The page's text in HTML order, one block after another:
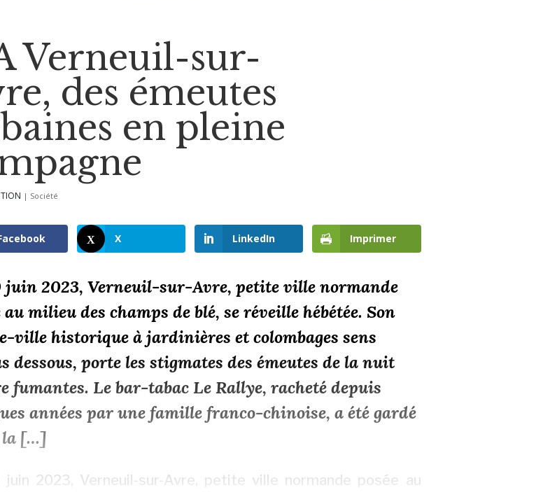
Verneuil-sur-
des émeutes
en pleine
| Société
X LinkedIn Imprimer
juin 2023, Verneuil-sur-Avre, petite ville normande
au milieu des champs de blé, se réveille hébétée. Son
ville historique à jardinières et colombages sens
dessous, porte les stigmates des émeutes de la nuit
fumantes. Le bar-tabac Le Rallye, racheté depuis
années par une famille franco-chinoise, a été gardé
la […]
juin 2023, Verneuil-sur-Avre, petite ville normande posée au